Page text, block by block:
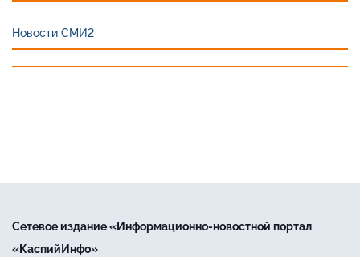
Новости СМИ2
Сетевое издание «Информационно-новостной портал
«КаспийИнфо»